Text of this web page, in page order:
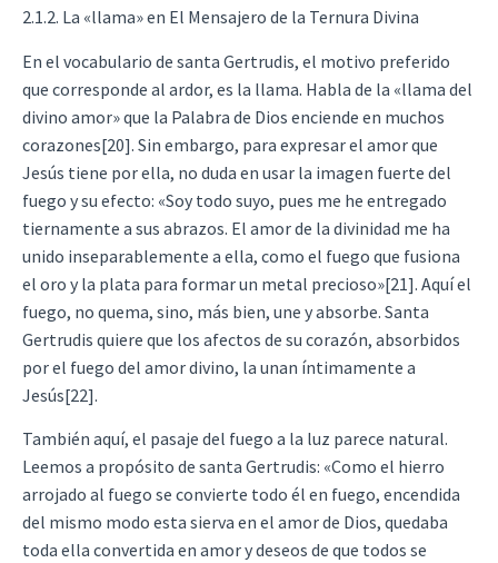
2.1.2. La «llama» en El Mensajero de la Ternura Divina
En el vocabulario de santa Gertrudis, el motivo preferido
que corresponde al ardor, es la llama. Habla de la «llama del
divino amor» que la Palabra de Dios enciende en muchos
corazones[20]. Sin embargo, para expresar el amor que
Jesús tiene por ella, no duda en usar la imagen fuerte del
fuego y su efecto: «Soy todo suyo, pues me he entregado
tiernamente a sus abrazos. El amor de la divinidad me ha
unido inseparablemente a ella, como el fuego que fusiona
el oro y la plata para formar un metal precioso»[21]. Aquí el
fuego, no quema, sino, más bien, une y absorbe. Santa
Gertrudis quiere que los afectos de su corazón, absorbidos
por el fuego del amor divino, la unan íntimamente a
Jesús[22].
También aquí, el pasaje del fuego a la luz parece natural.
Leemos a propósito de santa Gertrudis: «Como el hierro
arrojado al fuego se convierte todo él en fuego, encendida
del mismo modo esta sierva en el amor de Dios, quedaba
toda ella convertida en amor y deseos de que todos se